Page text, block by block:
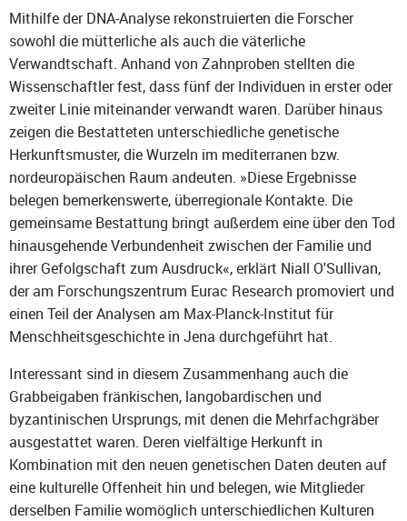
Mithilfe der DNA-Analyse rekonstruierten die Forscher
sowohl die mütterliche als auch die väterliche
Verwandtschaft. Anhand von Zahnproben stellten die
Wissenschaftler fest, dass fünf der Individuen in erster oder
zweiter Linie miteinander verwandt waren. Darüber hinaus
zeigen die Bestatteten unterschiedliche genetische
Herkunftsmuster, die Wurzeln im mediterranen bzw.
nordeuropäischen Raum andeuten. »Diese Ergebnisse
belegen bemerkenswerte, überregionale Kontakte. Die
gemeinsame Bestattung bringt außerdem eine über den Tod
hinausgehende Verbundenheit zwischen der Familie und
ihrer Gefolgschaft zum Ausdruck«, erklärt Niall O'Sullivan,
der am Forschungszentrum Eurac Research promoviert und
einen Teil der Analysen am Max-Planck-Institut für
Menschheitsgeschichte in Jena durchgeführt hat.
Interessant sind in diesem Zusammenhang auch die
Grabbeigaben fränkischen, langobardischen und
byzantinischen Ursprungs, mit denen die Mehrfachgräber
ausgestattet waren. Deren vielfältige Herkunft in
Kombination mit den neuen genetischen Daten deuten auf
eine kulturelle Offenheit hin und belegen, wie Mitglieder
derselben Familie womöglich unterschiedlichen Kulturen